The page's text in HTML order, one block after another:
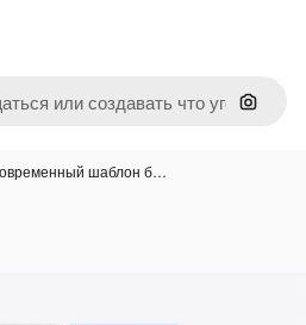
Поиск
шаблон б…